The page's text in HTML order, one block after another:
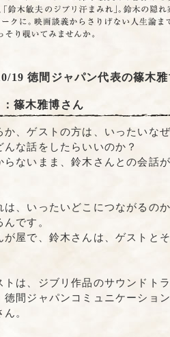
19徳間ジャパン代表の篠木
篠木雅博さん
か、ゲストの方は、いったいな
んな話をしたらいいのか？
らないまま、鈴木さんとの会話
は、いったいどこにつながるの
です。
が屋で、鈴木さんは、ゲストと
トは、ジブリ作品のサウンドト
徳間ジャパンコミュニケーショ
。